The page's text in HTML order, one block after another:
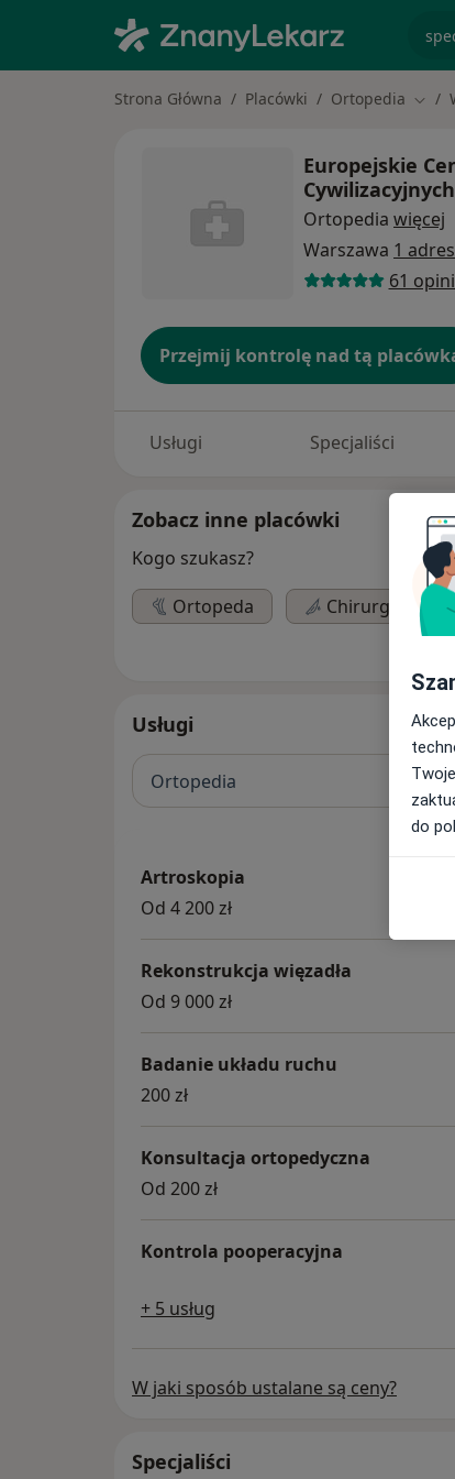
Strona Główna Placówki Ortopedia
Europejskie
Cywilizacyjnych
Ortopedia więcej
Warszawa 1 adres
61
Przejmij kontrolę nad tą
Usługi Specjaliści
Zobacz inne placówki
Kogo szukasz?
Ortopeda
Chirurg
Usługi
Ortopedia
Artroskopia
Od 4 200 zł
Rekonstrukcja więzadła
Od 9 000 zł
Badanie układu ruchu
200 zł
Konsultacja ortopedyczna
Od 200 zł
Kontrola pooperacyjna
+ 5 usług
W jaki sposób ustalane są ceny?
Specjaliści
do